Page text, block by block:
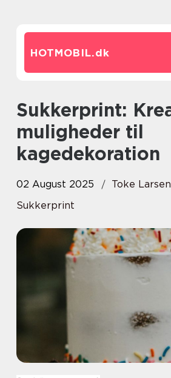
HOTMOBIL.dk
Sukkerprint: Kreative
muligheder til
kagedekoration
02 August 2025
Toke Larsen
Sukkerprint